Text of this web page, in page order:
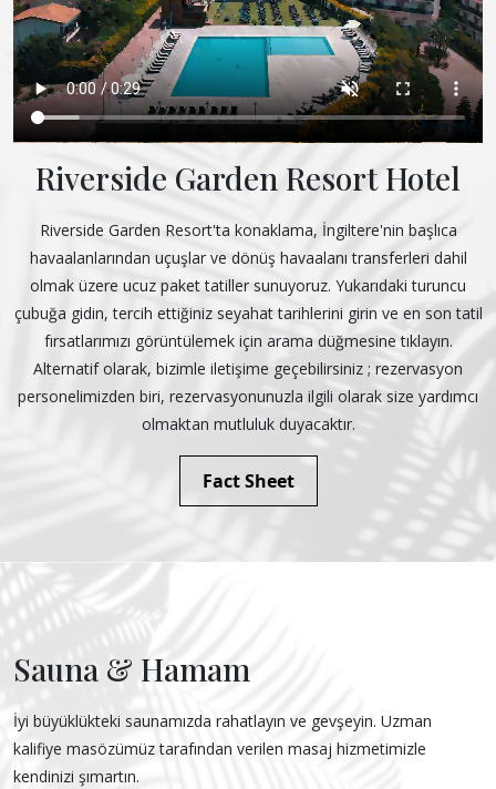
Riverside Garden Resort Hotel
Riverside Garden Resort'ta konaklama, İngiltere'nin başlıca
havaalanlarından uçuşlar ve dönüş havaalanı transferleri dahil
olmak üzere ucuz paket tatiller sunuyoruz. Yukarıdaki turuncu
çubuğa gidin, tercih ettiğiniz seyahat tarihlerini girin ve en son tatil
fırsatlarımızı görüntülemek için arama düğmesine tıklayın.
Alternatif olarak, bizimle iletişime geçebilirsiniz ; rezervasyon
personelimizden biri, rezervasyonunuzla ilgili olarak size yardımcı
olmaktan mutluluk duyacaktır.
Fact Sheet
Sauna & Hamam
İyi büyüklükteki saunamızda rahatlayın ve gevşeyin. Uzman
kalifiye masözümüz tarafından verilen masaj hizmetimizle
kendinizi şımartın.